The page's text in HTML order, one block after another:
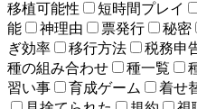
移植可能性
短時間プレイ
能
神理由 票発行 秘密
ぎ効率
移行方法 税務申
種の組み合わせ
種一覧
習い事
育成ゲーム 着せ